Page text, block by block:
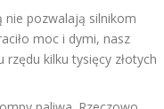
nie pozwalają silnikom
moc i dymi, nasz
kilku tysięcy złotych